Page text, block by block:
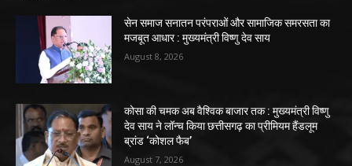
सेन समाज सनातन परंपराओं और सामाजिक समरसता का
मजबूत आधार : मुख्यमंत्री विष्णु देव साय
August 8, 2026
कोसा की चमक अब वैश्विक बाजार तक : मुख्यमंत्री विष्णु
देव साय ने लॉन्च किया छत्तीसगढ़ का प्रीमियम हैंडलूम
ब्रांड ‘कोशल फैब’
August 7, 2026